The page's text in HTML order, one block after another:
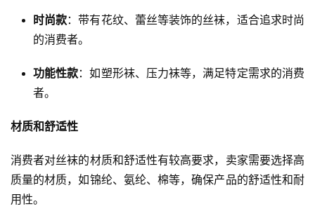
时尚款：带有花纹、蕾丝等装饰的丝袜，适合追求时尚
的消费者。
功能性款：如塑形袜、压力袜等，满足特定需求的消费
者。
材质和舒适性
消费者对丝袜的材质和舒适性有较高要求，卖家需要选择高
质量的材质，如锦纶、氨纶、棉等，确保产品的舒适性和耐
用性。